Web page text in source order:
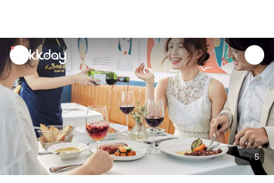
unread
notifications
5